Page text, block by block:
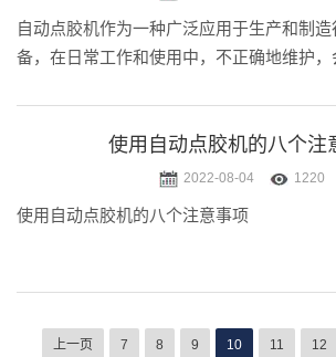
自动点胶机作为一种广泛应用于生产和制
备，在日常工作和使用中，不正确地维护
使用自动点胶机的八个注
2022-08-04 1220
使用自动点胶机的八个注意事项
上一页 7 8 9 10 11 12